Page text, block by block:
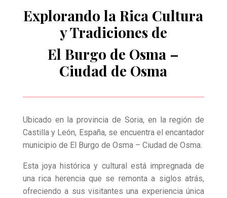
Explorando la Rica Cultura
y Tradiciones de
El Burgo de Osma –
Ciudad de Osma
Ubicado en la provincia de Soria, en la región de
Castilla y León, España, se encuentra el encantador
municipio de El Burgo de Osma – Ciudad de Osma.
Esta joya histórica y cultural está impregnada de
una rica herencia que se remonta a siglos atrás,
ofreciendo a sus visitantes una experiencia única